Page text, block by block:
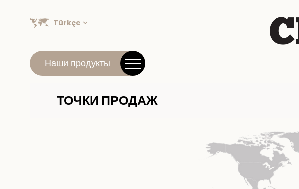
Türkçe
Наши продукты
ТОЧКИ ПРОДАЖ